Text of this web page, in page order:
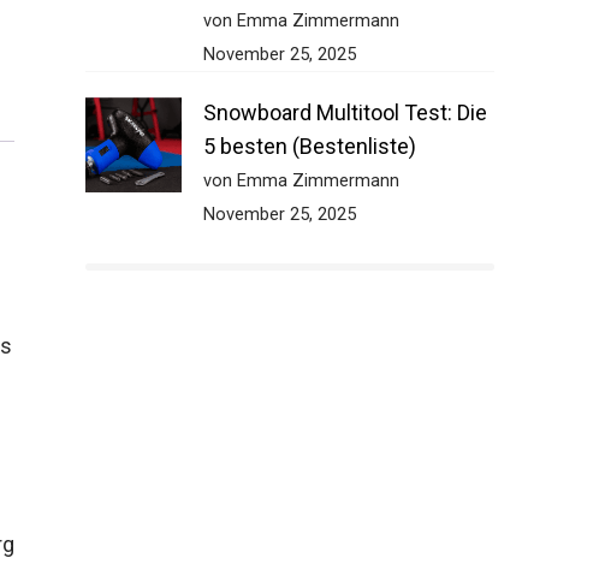
von Emma Zimmermann
November 25, 2025
Snowboard Multitool Test: Die
5 besten (Bestenliste)
von Emma Zimmermann
November 25, 2025